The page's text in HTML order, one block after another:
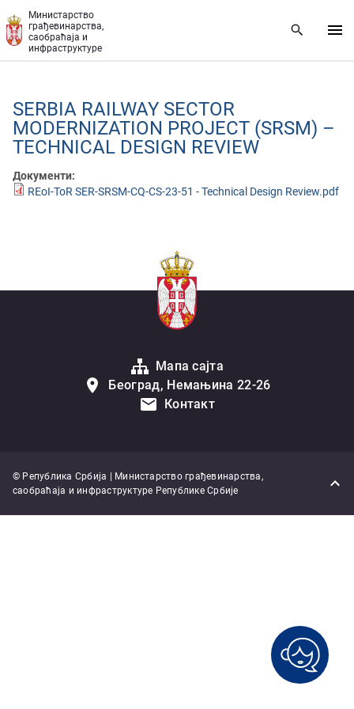
Министарство
грађевинарства,
саобраћаја и
инфраструктуре
SERBIA RAILWAY SECTOR
MODERNIZATION PROJECT (SRSM) –
TECHNICAL DESIGN REVIEW
Документи:
REoI-ToR SER-SRSM-CQ-CS-23-51 - Technical Design Review.pdf
Мапа сајта
Београд, Немањина 22-26
Контакт
© Република Србија | Министарство грађевинарства,
саобраћаја и инфраструктуре Републике Србије